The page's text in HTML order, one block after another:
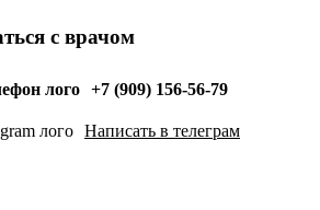
с врачом
+7 (909) 156-56-79
Написать в телеграм